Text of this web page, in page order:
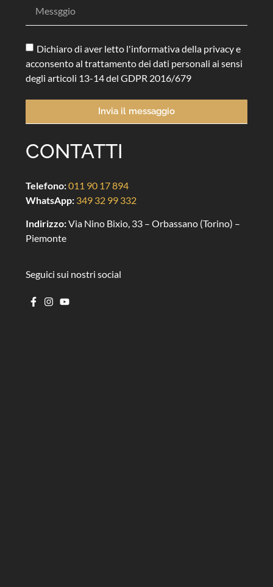
Dichiaro di aver letto l'informativa della privacy e
acconsento al trattamento dei dati personali ai sensi
degli articoli 13-14 del GDPR 2016/679
Invia il messaggio
CONTATTI
Telefono:011 90 17 894
WhatsApp: 349 32 99 332
Indirizzo:Via Nino Bixio, 33 – Orbassano (Torino) –
Piemonte
Seguici sui nostri social